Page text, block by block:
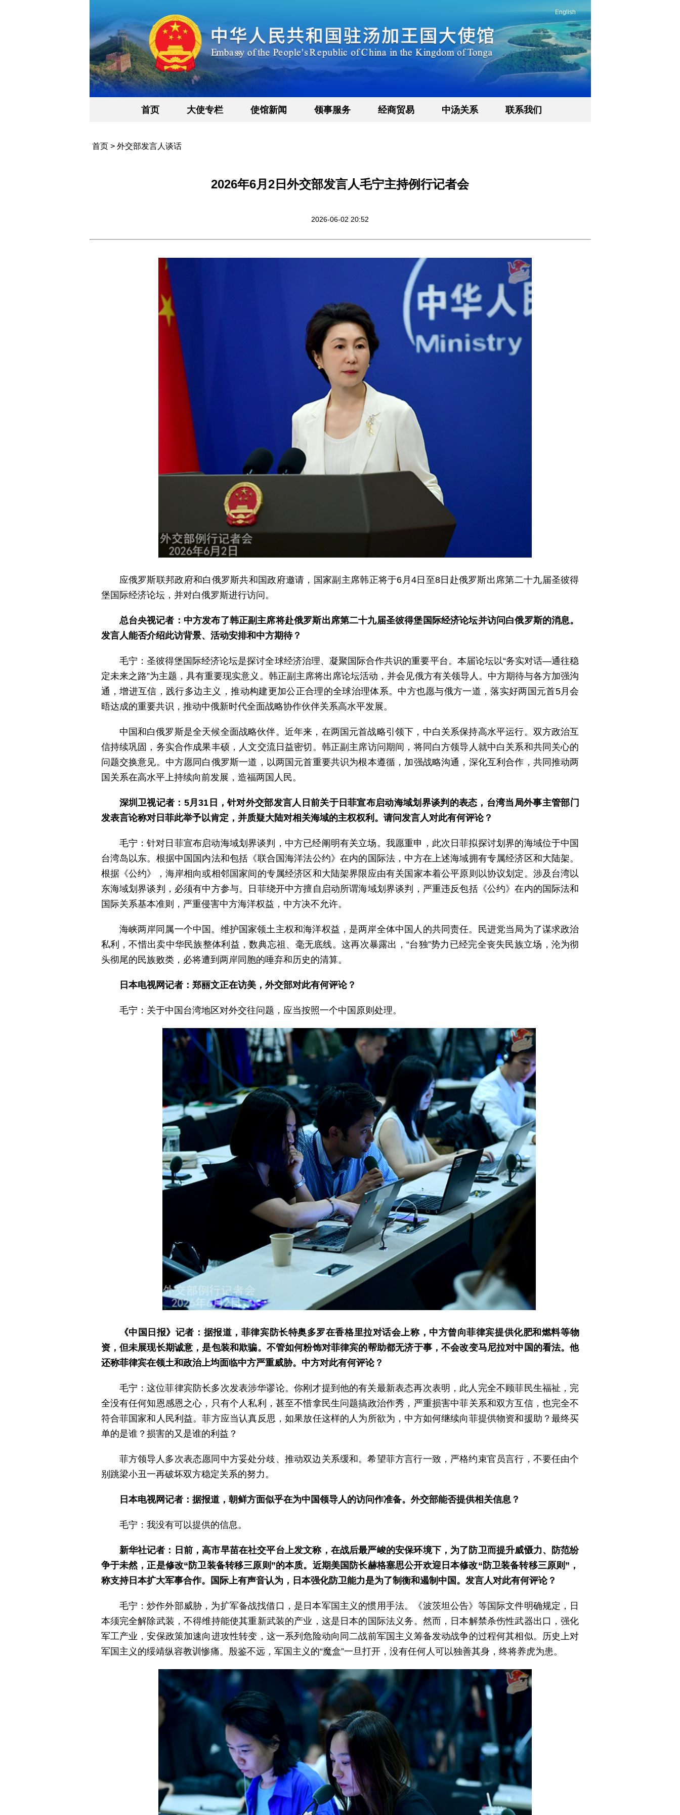
English
首页 大使专栏 使馆新闻 领事服务 经商贸易 中汤关系 联系我们
首页> 外交部发言人谈话
2026年6月2日外交部发言人毛宁主持例行记者会
2026-06-02 20:52
应俄罗斯联邦政府和白俄罗斯共和国政府邀请，国家副主席韩正将于6月4日至8日赴俄罗斯出席第二十九届圣彼得
堡国际经济论坛，并对白俄罗斯进行访问。
总台央视记者：中方发布了韩正副主席将赴俄罗斯出席第二十九届圣彼得堡国际经济论坛并访问白俄罗斯的消息。
发言人能否介绍此访背景、活动安排和中方期待？
毛宁：圣彼得堡国际经济论坛是探讨全球经济治理、凝聚国际合作共识的重要平台。本届论坛以“务实对话—通往稳
定未来之路”为主题，具有重要现实意义。韩正副主席将出席论坛活动，并会见俄方有关领导人。中方期待与各方加强沟
通，增进互信，践行多边主义，推动构建更加公正合理的全球治理体系。中方也愿与俄方一道，落实好两国元首5月会
晤达成的重要共识，推动中俄新时代全面战略协作伙伴关系高水平发展。
中国和白俄罗斯是全天候全面战略伙伴。近年来，在两国元首战略引领下，中白关系保持高水平运行。双方政治互
信持续巩固，务实合作成果丰硕，人文交流日益密切。韩正副主席访问期间，将同白方领导人就中白关系和共同关心的
问题交换意见。中方愿同白俄罗斯一道，以两国元首重要共识为根本遵循，加强战略沟通，深化互利合作，共同推动两
国关系在高水平上持续向前发展，造福两国人民。
深圳卫视记者：5月31日，针对外交部发言人日前关于日菲宣布启动海域划界谈判的表态，台湾当局外事主管部门
发表言论称对日菲此举予以肯定，并质疑大陆对相关海域的主权权利。请问发言人对此有何评论？
毛宁：针对日菲宣布启动海域划界谈判，中方已经阐明有关立场。我愿重申，此次日菲拟探讨划界的海域位于中国
台湾岛以东。根据中国国内法和包括《联合国海洋法公约》在内的国际法，中方在上述海域拥有专属经济区和大陆架。
根据《公约》，海岸相向或相邻国家间的专属经济区和大陆架界限应由有关国家本着公平原则以协议划定。涉及台湾以
东海域划界谈判，必须有中方参与。日菲绕开中方擅自启动所谓海域划界谈判，严重违反包括《公约》在内的国际法和
国际关系基本准则，严重侵害中方海洋权益，中方决不允许。
海峡两岸同属一个中国。维护国家领土主权和海洋权益，是两岸全体中国人的共同责任。民进党当局为了谋求政治
私利，不惜出卖中华民族整体利益，数典忘祖、毫无底线。这再次暴露出，“台独”势力已经完全丧失民族立场，沦为彻
头彻尾的民族败类，必将遭到两岸同胞的唾弃和历史的清算。
日本电视网记者：郑丽文正在访美，外交部对此有何评论？
毛宁：关于中国台湾地区对外交往问题，应当按照一个中国原则处理。
《中国日报》记者：据报道，菲律宾防长特奥多罗在香格里拉对话会上称，中方曾向菲律宾提供化肥和燃料等物
资，但未展现长期诚意，是包装和欺骗。不管如何粉饰对菲律宾的帮助都无济于事，不会改变马尼拉对中国的看法。他
还称菲律宾在领土和政治上均面临中方严重威胁。中方对此有何评论？
毛宁：这位菲律宾防长多次发表涉华谬论。你刚才提到他的有关最新表态再次表明，此人完全不顾菲民生福祉，完
全没有任何知恩感恩之心，只有个人私利，甚至不惜拿民生问题搞政治作秀，严重损害中菲关系和双方互信，也完全不
符合菲国家和人民利益。菲方应当认真反思，如果放任这样的人为所欲为，中方如何继续向菲提供物资和援助？最终买
单的是谁？损害的又是谁的利益？
菲方领导人多次表态愿同中方妥处分歧、推动双边关系缓和。希望菲方言行一致，严格约束官员言行，不要任由个
别跳梁小丑一再破坏双方稳定关系的努力。
日本电视网记者：据报道，朝鲜方面似乎在为中国领导人的访问作准备。外交部能否提供相关信息？
毛宁：我没有可以提供的信息。
新华社记者：日前，高市早苗在社交平台上发文称，在战后最严峻的安保环境下，为了防卫而提升威慑力、防范纷
争于未然，正是修改“防卫装备转移三原则”的本质。近期美国防长赫格塞思公开欢迎日本修改“防卫装备转移三原则”，
称支持日本扩大军事合作。国际上有声音认为，日本强化防卫能力是为了制衡和遏制中国。发言人对此有何评论？
毛宁：炒作外部威胁，为扩军备战找借口，是日本军国主义的惯用手法。《波茨坦公告》等国际文件明确规定，日
本须完全解除武装，不得维持能使其重新武装的产业，这是日本的国际法义务。然而，日本解禁杀伤性武器出口，强化
军工产业，安保政策加速向进攻性转变，这一系列危险动向同二战前军国主义筹备发动战争的过程何其相似。历史上对
军国主义的绥靖纵容教训惨痛。殷鉴不远，军国主义的“魔盒”一旦打开，没有任何人可以独善其身，终将养虎为患。